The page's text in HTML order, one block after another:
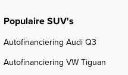
Populaire SUV's
Autofinanciering Audi Q3
Autofinanciering VW Tiguan